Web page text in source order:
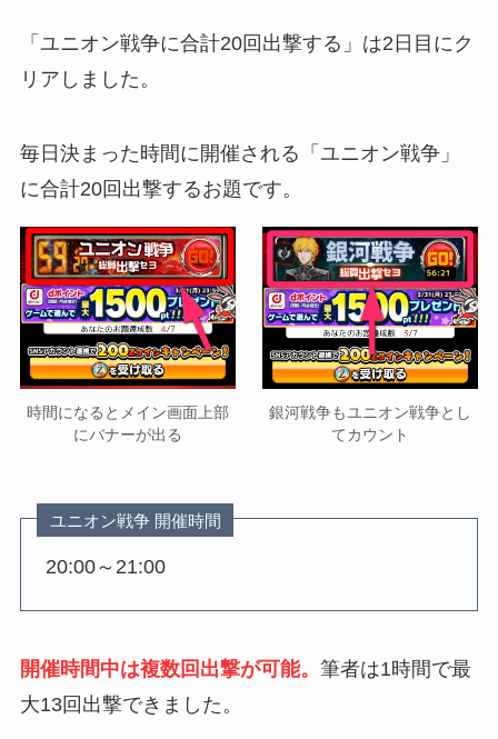
「ユニオン戦争に合計20回出撃する」は2日目にク
リアしました。
毎日決まった時間に開催される「ユニオン戦争」
に合計20回出撃するお題です。
時間になるとメイン画面上部
にバナーが出る
銀河戦争もユニオン戦争とし
てカウント
ユニオン戦争 開催時間
20:00～21:00
開催時間中は複数回出撃が可能。 筆者は1時間で最
大13回出撃できました。